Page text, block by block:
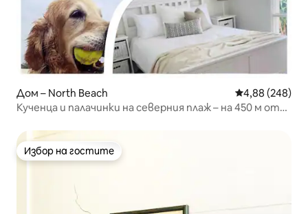
Дом – North Beach Средна
4,88 (248)
Кученца и палачинки на северния плаж – на 450 м от
Избор на гостите
Избор на гостите